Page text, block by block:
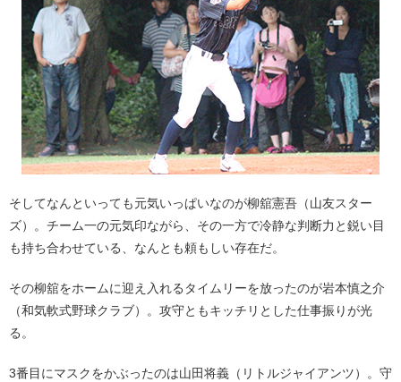
そしてなんといっても元気いっぱいなのが柳舘憲吾（山友スター
ズ）。チーム一の元気印ながら、その一方で冷静な判断力と鋭い目
も持ち合わせている、なんとも頼もしい存在だ。
その柳舘をホームに迎え入れるタイムリーを放ったのが岩本慎之介
（和気軟式野球クラブ）。攻守ともキッチリとした仕事振りが光
る。
3番目にマスクをかぶったのは山田将義（リトルジャイアンツ）。守